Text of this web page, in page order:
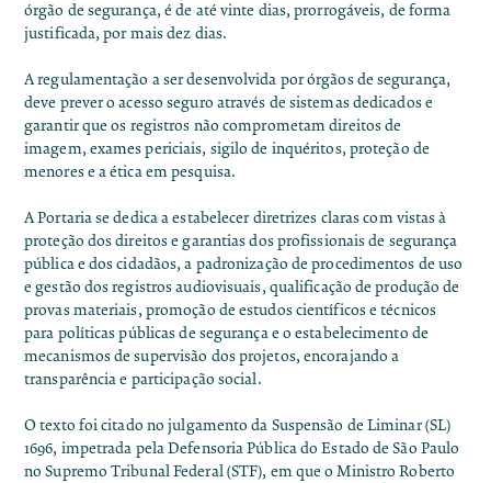
órgão de segurança, é de até vinte dias, prorrogáveis, de forma
justificada, por mais dez dias.
A regulamentação a ser desenvolvida por órgãos de segurança,
deve prever o acesso seguro através de sistemas dedicados e
garantir que os registros não comprometam direitos de
imagem, exames periciais, sigilo de inquéritos, proteção de
menores e a ética em pesquisa.
A Portaria se dedica a estabelecer diretrizes claras com vistas à
proteção dos direitos e garantias dos profissionais de segurança
pública e dos cidadãos, a padronização de procedimentos de uso
e gestão dos registros audiovisuais, qualificação de produção de
provas materiais, promoção de estudos científicos e técnicos
para políticas públicas de segurança e o estabelecimento de
mecanismos de supervisão dos projetos, encorajando a
transparência e participação social.
O texto foi citado no julgamento da Suspensão de Liminar (SL)
1696, impetrada pela Defensoria Pública do Estado de São Paulo
no Supremo Tribunal Federal (STF), em que o Ministro Roberto